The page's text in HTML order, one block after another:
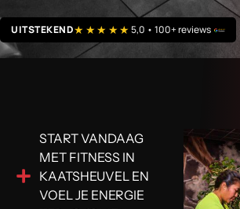
UITSTEKEND★★★★★5,0 • 100+ reviews
START VANDAAG
MET FITNESS IN
KAATSHEUVEL EN
VOEL JE ENERGIE